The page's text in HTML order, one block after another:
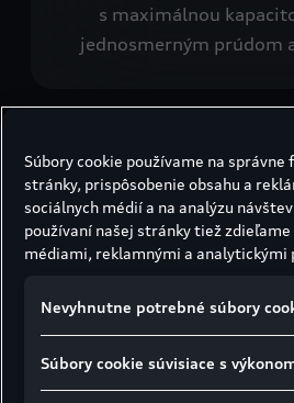
s maximálnou
jednosmerným prúdom
Elektrina. Línie.
Tešte sa na vstup do
Zažite vysoký výkon a
Vysoký nabíjací výkon, veľký
spájajú v novom modeli Audi
Súbory cookie používame na správne
stránky, prispôsobenie obsahu a
sociálnych médií a na analýzu
používaní našej stránky tiež
médiami, reklamnými a analytickými
Nevyhnutne potrebné súbory
Súbory cookie súvisiace s